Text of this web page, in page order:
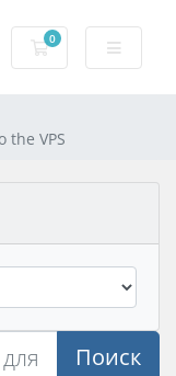
0
Корзина
the VPS
Поиск